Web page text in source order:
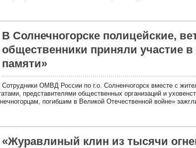
В Солнечногорске полицейские,
общественники приняли участие
памяти»
Сотрудники ОМВД России по г.о. Солненчогорск вместе с
представителями общественных организаций и
погибшим в Великой Отечественной войне»
«Журавлиный клин из тысячи